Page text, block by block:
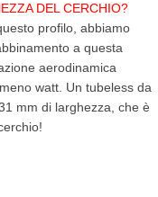
DEL CERCHIO?
profilo, abbiamo
a questa
aerodinamica
watt. Un tubeless da
mm di larghezza, che è